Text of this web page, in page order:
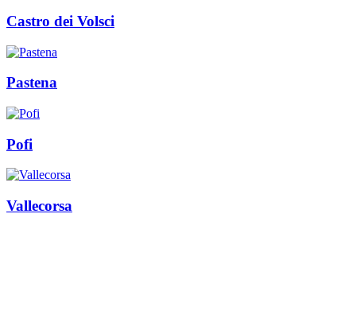
Castro dei Volsci
Pastena
Pofi
Vallecorsa